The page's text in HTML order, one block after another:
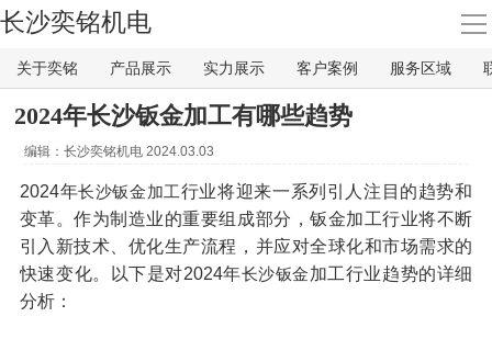
导
长沙奕铭机电
首页
关于奕铭
产品展示
实力展示
关于奕铭 产品展示 实力展示 客户案例 服务区域
2024年长沙钣金加工有哪些趋势
编辑：长沙奕铭机电 2024.03.03
2024年长沙钣金加工行业将迎来一系列引人注目的趋势和
变革。作为制造业的重要组成部分，钣金加工行业将不断
引入新技术、优化生产流程，并应对全球化和市场需求的
快速变化。以下是对2024年长沙钣金加工行业趋势的详细
分析：